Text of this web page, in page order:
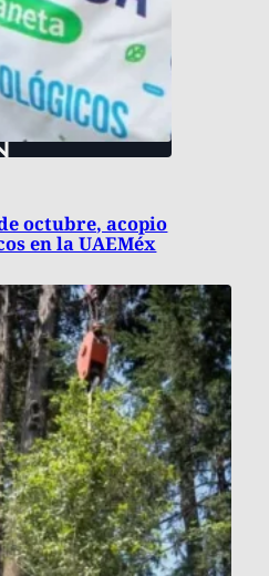
octubre, acopio
en la UAEMéx